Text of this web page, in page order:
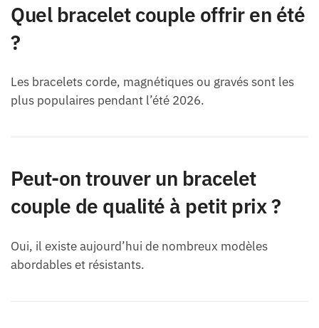
Quel bracelet couple offrir en été
?
Les bracelets corde, magnétiques ou gravés sont les
plus populaires pendant l’été 2026.
Peut-on trouver un bracelet
couple de qualité à petit prix ?
Oui, il existe aujourd’hui de nombreux modèles
abordables et résistants.